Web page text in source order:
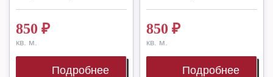
850 ₽
кв. м.
Подробнее
850 ₽
кв. м.
Подробнее